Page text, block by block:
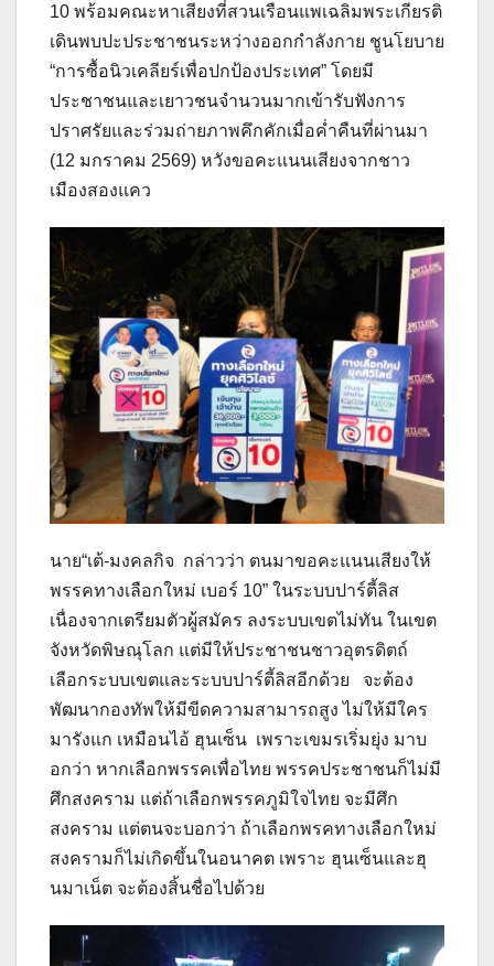
10 พร้อมคณะหาเสียงที่สวนเรือนแพเฉลิมพระเกียรติ
เดินพบปะประชาชนระหว่างออกกำลังกาย ชูนโยบาย
“การซื้อนิวเคลียร์เพื่อปกป้องประเทศ” โดยมี
ประชาชนและเยาวชนจำนวนมากเข้ารับฟังการ
ปราศรัยและร่วมถ่ายภาพคึกคักเมื่อค่ำคืนที่ผ่านมา
(12 มกราคม 2569) หวังขอคะแนนเสียงจากชาว
เมืองสองแคว
นาย“เต้-มงคลกิจ กล่าวว่า ตนมาขอคะแนนเสียงให้
พรรคทางเลือกใหม่ เบอร์ 10” ในระบบปาร์ตี้ลิส
เนื่องจากเตรียมตัวผู้สมัคร ลงระบบเขตไม่ทัน ในเขต
จังหวัดพิษณุโลก แต่มีให้ประชาชนชาวอุตรดิตถ์
เลือกระบบเขตและระบบปาร์ตี้ลิสอีกด้วย จะต้อง
พัฒนากองทัพให้มีขีดความสามารถสูง ไม่ให้มีใคร
มารังแก เหมือนไอ้ ฮุนเซ็น เพราะเขมรเริ่มยุ่ง มาบ
อกว่า หากเลือกพรรคเพื่อไทย พรรคประชาชนก็ไม่มี
ศึกสงคราม แต่ถ้าเลือกพรรคภูมิใจไทย จะมีศึก
สงคราม แต่ตนจะบอกว่า ถ้าเลือกพรคทางเลือกใหม่
สงครามก็ไม่เกิดขึ้นในอนาคต เพราะ ฮุนเซ็นและฮุ
นมาเน็ต จะต้องสิ้นชื่อไปด้วย